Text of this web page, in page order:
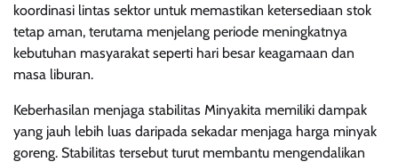
koordinasi lintas sektor untuk memastikan ketersediaan stok
tetap aman, terutama menjelang periode meningkatnya
kebutuhan masyarakat seperti hari besar keagamaan dan
masa liburan.
Keberhasilan menjaga stabilitas Minyakita memiliki dampak
yang jauh lebih luas daripada sekadar menjaga harga minyak
goreng. Stabilitas tersebut turut membantu mengendalikan